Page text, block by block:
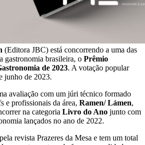
(Editora JBC) está concorrendo a uma das
gastronomia brasileira, o Prêmio
de 2023. A votação popular
junho de 2023.
avaliação com um júri técnico formado
e profissionais da área, Ramen/ Lámen,
na categoria Livro do Ano junto com
lançados no ano de 2022.
revista Prazeres da Mesa e tem um total